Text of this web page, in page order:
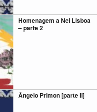
Homenagem a Nei Lisboa
– parte 2
Ângelo Primon [parte II]